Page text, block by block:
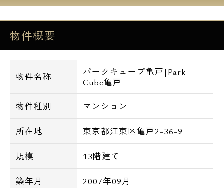
エスアールホームでは仲介手数料最大無料！
初期費用をお持ちのクレジットカードで決済
することが可能です。アメックス・JCB・
VISA・マスター・DISCOVERの利用が可能で
す。
■宅配ボックス
■エレベーター
■ゴミ置き場
物件概要
物件名称
パークキューブ亀戸|Park
Cube亀戸
物件種別 マンション
所在地 東京都江東区亀戸2-36-9
規模 13階建て
築年月 2007年09月